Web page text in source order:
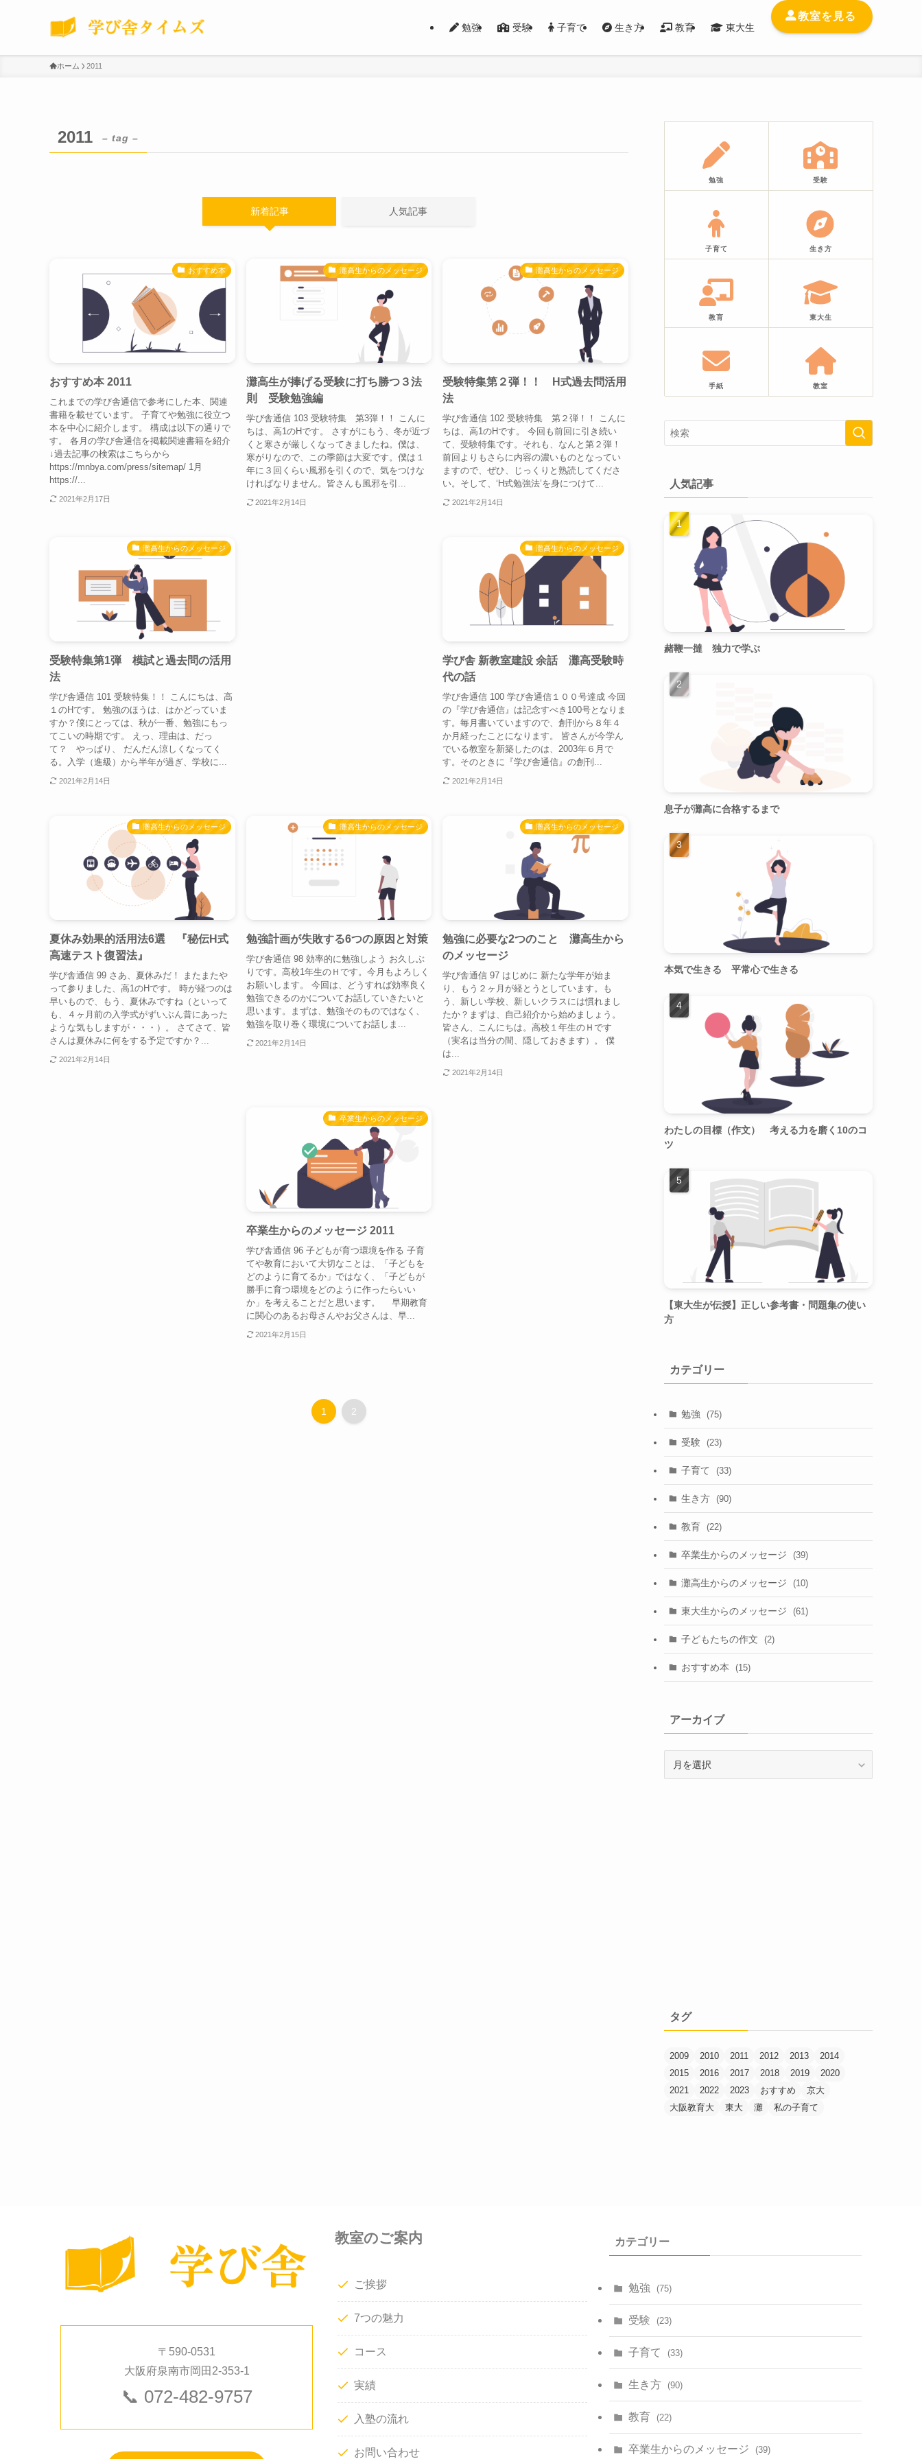
勉強 受験 子育て 生き方 教育 東大生
教室を見る
ホーム 2011
2011 – tag –
新着記事 人気記事
おすすめ本
おすすめ本 2011
これまでの学び舎通信で参考にした本、関連
書籍を載せています。 子育てや勉強に役立つ
本を中心に紹介します。 構成は以下の通りで
す。 各月の学び舎通信を掲載関連書籍を紹介
↓過去記事の検索はこちらから
https://mnbya.com/press/sitemap/ 1月
https://...
2021年2月17日
灘高生からのメッセージ
灘高生が捧げる受験に打ち勝つ３法
則 受験勉強編
学び舎通信 103 受験特集 第3弾！！ こんに
ちは、高1のHです。 さすがにもう、冬が近づ
くと寒さが厳しくなってきましたね。僕は、
寒がりなので、この季節は大変です。僕は１
年に３回くらい風邪を引くので、気をつけな
ければなりません。皆さんも風邪を引...
2021年2月14日
灘高生からのメッセージ
受験特集第２弾！！ H式過去問活用
法
学び舎通信 102 受験特集 第２弾！！ こんに
ちは、高1のHです。 今回も前回に引き続い
て、受験特集です。それも、なんと第２弾！
前回よりもさらに内容の濃いものとなってい
ますので、ぜひ、じっくりと熟読してくださ
い。そして、‘H式勉強法’を身につけて...
2021年2月14日
灘高生からのメッセージ
受験特集第1弾 模試と過去問の活用
法
学び舎通信 101 受験特集！！ こんにちは、高
１のHです。 勉強のほうは、はかどっていま
すか？僕にとっては、秋が一番、勉強にもっ
てこいの時期です。 えっ、理由は、だっ
て？ やっぱり、 だんだん涼しくなってく
る。入学（進級）から半年が過ぎ、学校に...
2021年2月14日
灘高生からのメッセージ
学び舎 新教室建設 余話 灘高受験時
代の話
学び舎通信 100 学び舎通信１００号達成 今回
の『学び舎通信』は記念すべき100号となりま
す。毎月書いていますので、創刊から８年４
か月経ったことになります。 皆さんが今学ん
でいる教室を新築したのは、2003年６月で
す。そのときに『学び舎通信』の創刊...
2021年2月14日
灘高生からのメッセージ
夏休み効果的活用法6選 『秘伝H式
高速テスト復習法』
学び舎通信 99 さあ、夏休みだ！ またまたや
って参りました、高1のHです。 時が経つのは
早いもので、もう、夏休みですね（といって
も、４ヶ月前の入学式がずいぶん昔にあった
ような気もしますが・・・）。 さてさて、皆
さんは夏休みに何をする予定ですか？...
2021年2月14日
灘高生からのメッセージ
勉強計画が失敗する6つの原因と対策
学び舎通信 98 効率的に勉強しよう お久しぶ
りです。高校1年生のＨです。今月もよろしく
お願いします。 今回は、どうすれば効率良く
勉強できるのかについてお話していきたいと
思います。まずは、勉強そのものではなく、
勉強を取り巻く環境についてお話しま...
2021年2月14日
灘高生からのメッセージ
勉強に必要な2つのこと 灘高生から
のメッセージ
学び舎通信 97 はじめに 新たな学年が始ま
り、もう２ヶ月が経とうとしています。も
う、新しい学校、新しいクラスには慣れまし
たか？まずは、自己紹介から始めましょう。
皆さん、こんにちは。高校１年生のＨです
（実名は当分の間、隠しておきます）。 僕
は...
2021年2月14日
卒業生からのメッセージ
卒業生からのメッセージ 2011
学び舎通信 96 子どもが育つ環境を作る 子育
てや教育において大切なことは、「子どもを
どのように育てるか」ではなく、「子どもが
勝手に育つ環境をどのように作ったらいい
か」を考えることだと思います。 早期教育
に関心のあるお母さんやお父さんは、早...
2021年2月15日
1 2
勉強 受験
子育て 生き方
教育 東大生
手紙 教室
人気記事
赭鞭一撻 独力で学ぶ
息子が灘高に合格するまで
本気で生きる 平常心で生きる
わたしの目標（作文） 考える力を磨く10のコ
ツ
【東大生が伝授】正しい参考書・問題集の使い
方
カテゴリー
勉強 (75)
受験 (23)
子育て (33)
生き方 (90)
教育 (22)
卒業生からのメッセージ (39)
灘高生からのメッセージ (10)
東大生からのメッセージ (61)
子どもたちの作文 (2)
おすすめ本 (15)
アーカイブ
タグ
2009 2010 2011 2012 2013
2014
2015
2016 2017 2018 2019
2020
2021
2022 2023 おすすめ
京大
大阪教育大
東大 灘 私の子育て
〒590-0531
大阪府泉南市岡田2-353-1
📞 072-482-9757
教室のご案内
ご挨拶
7つの魅力
コース
実績
入塾の流れ
お問い合わせ
カテゴリー
勉強 (75)
受験 (23)
子育て (33)
生き方 (90)
教育 (22)
卒業生からのメッセージ (39)